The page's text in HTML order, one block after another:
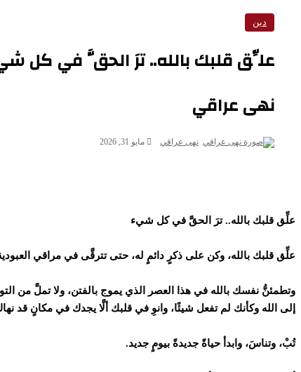
دين
علِّق قلبك بالله.. ترَ الحقَّ في كل
نهى عراقي
نهى عراقي مايو 31, 2026
علِّق قلبك بالله.. ترَ الحقَّ في كل شيء
علِّق قلبك بالله، وكن على ذكرٍ دائمٍ له، حتى تترقَّى في مراقي
وتطمئنُّ نفسك بالله في هذا العصر الذي يموج بالفتن، ولا تملَّ من
إلى الله وكأنك لم تفعل شيئًا، وانوِ في قلبك ألَّا يجدك في مكانٍ قد
تُبْ، وتناسَ، وابدأ حياةً جديدةً بيومٍ جديد.